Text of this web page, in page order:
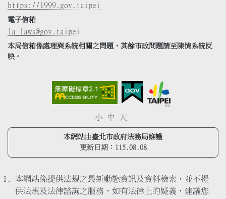
https://1999.gov.taipei
電子信箱
la_laws@gov.taipei
本局信箱係處理與系統相關之問題，其餘市政問題請至陳情系統反
映。
小 中 大
本網站由臺北市政府法務局維護
更新日期： 115.08.08
本網站係提供法規之最新動態資訊及資料檢索，並不提
供法規及法律諮詢之服務，如有法律上的疑義，建議您